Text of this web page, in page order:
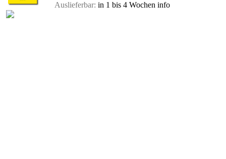
Auslieferbar: in 1 bis 4 Wochen info